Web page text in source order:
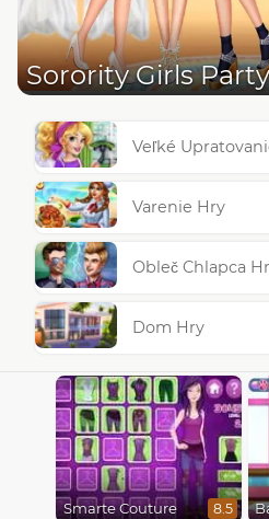
Sorority Girls
Veľké
Varenie Hry
Obleč Chlapca
Dom Hry
Smarte Couture 8.5